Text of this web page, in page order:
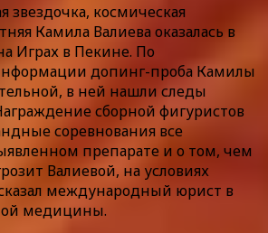
космическая
Камила Валиева оказалась в
Играх в Пекине. По
допинг-проба Камилы
в ней нашли следы
сборной фигуристов
соревнования все
препарате и о том, чем
Валиевой, на условиях
международный юрист в
медицины.